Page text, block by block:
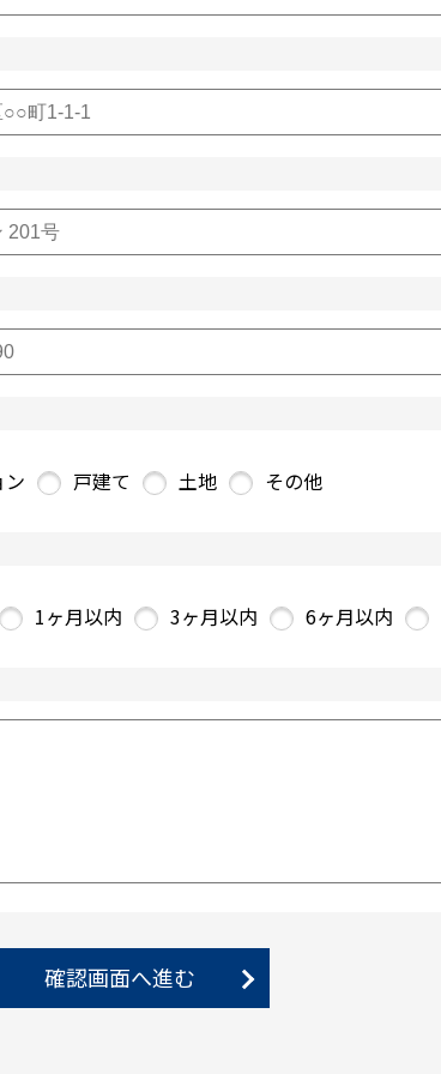
ン 戸建て 土地 その他
1ヶ月以内 3ヶ月以内 6ヶ月以内
確認画面へ進む